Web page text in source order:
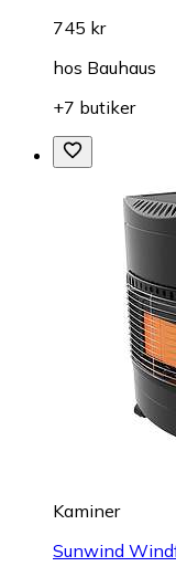
745 kr
hos Bauhaus
+7 butiker
Kaminer
Sunwind